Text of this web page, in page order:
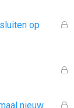
G
o
op
G
G
nieuw